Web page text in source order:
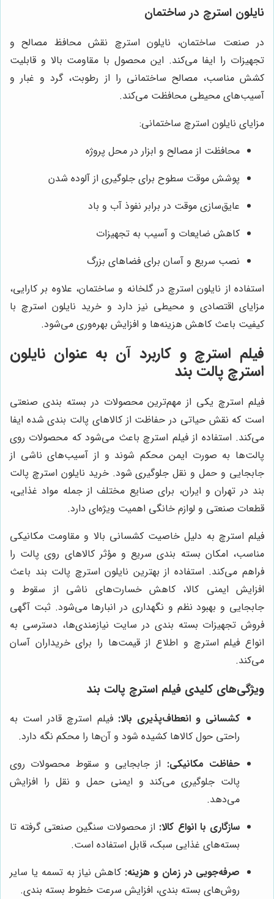
نایلون استرچ در ساختمان
در صنعت ساختمان، نایلون استرچ نقش محافظ مصالح و
تجهیزات را ایفا می‌کند. این محصول با مقاومت بالا و قابلیت
کشش مناسب، مصالح ساختمانی را از رطوبت، گرد و غبار و
آسیب‌های محیطی محافظت می‌کند.
مزایای نایلون استرچ ساختمانی:
محافظت از مصالح و ابزار در محل پروژه
پوشش موقت سطوح برای جلوگیری از آلوده شدن
عایق‌سازی موقت در برابر نفوذ آب و باد
کاهش ضایعات و آسیب به تجهیزات
نصب سریع و آسان برای فضاهای بزرگ
استفاده از نایلون استرچ در گلخانه و ساختمان، علاوه بر کارایی،
مزایای اقتصادی و محیطی نیز دارد و خرید نایلون استرچ با
کیفیت باعث کاهش هزینه‌ها و افزایش بهره‌وری می‌شود.
فیلم استرچ و کاربرد آن به عنوان نایلون
استرچ پالت بند
فیلم استرچ یکی از مهم‌ترین محصولات در بسته بندی صنعتی
است که نقش حیاتی در حفاظت از کالاهای پالت بندی شده ایفا
می‌کند. استفاده از فیلم استرچ باعث می‌شود که محصولات روی
پالت‌ها به صورت ایمن محکم شوند و از آسیب‌های ناشی از
جابجایی و حمل و نقل جلوگیری شود. خرید نایلون استرچ پالت
بند در تهران و ایران، برای صنایع مختلف از جمله مواد غذایی،
قطعات صنعتی و لوازم خانگی اهمیت ویژه‌ای دارد.
فیلم استرچ به دلیل خاصیت کشسانی بالا و مقاومت مکانیکی
مناسب، امکان بسته بندی سریع و مؤثر کالاهای روی پالت را
فراهم می‌کند. استفاده از بهترین نایلون استرچ پالت بند باعث
افزایش ایمنی کالا، کاهش خسارت‌های ناشی از سقوط و
جابجایی و بهبود نظم و نگهداری در انبارها می‌شود. ثبت آگهی
فروش تجهیزات بسته بندی در سایت نیازمندی‌ها، دسترسی به
انواع فیلم استرچ و اطلاع از قیمت‌ها را برای خریداران آسان
می‌کند.
ویژگی‌های کلیدی فیلم استرچ پالت بند
کشسانی و انعطاف‌پذیری بالا: فیلم استرچ قادر است به
راحتی حول کالاها کشیده شود و آن‌ها را محکم نگه دارد.
حفاظت مکانیکی: از جابجایی و سقوط محصولات روی
پالت جلوگیری می‌کند و ایمنی حمل و نقل را افزایش
می‌دهد.
سازگاری با انواع کالا: از محصولات سنگین صنعتی گرفته تا
بسته‌های غذایی سبک، قابل استفاده است.
صرفه‌جویی در زمان و هزینه: کاهش نیاز به تسمه یا سایر
روش‌های بسته بندی، افزایش سرعت خطوط بسته بندی.